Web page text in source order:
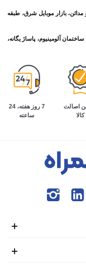
مدائن، بازار موبایل شرق، طبقه
آلومینیوم، پاساژ یگانه،
اصالت
کالا
7 روز هفته، 24
ساعته